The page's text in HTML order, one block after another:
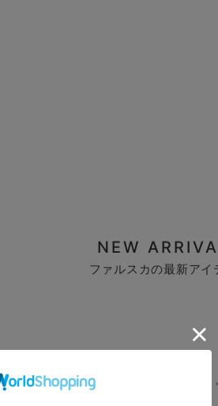
NEW
ファルスカの最新アイ